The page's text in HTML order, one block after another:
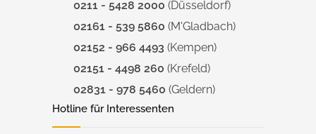
0211 - 5428 2000 (Düsseldorf)
02161 - 539 5860 (M'Gladbach)
02152 - 966 4493 (Kempen)
02151 - 4498 260 (Krefeld)
02831 - 978 5460 (Geldern)
Hotline für Interessenten